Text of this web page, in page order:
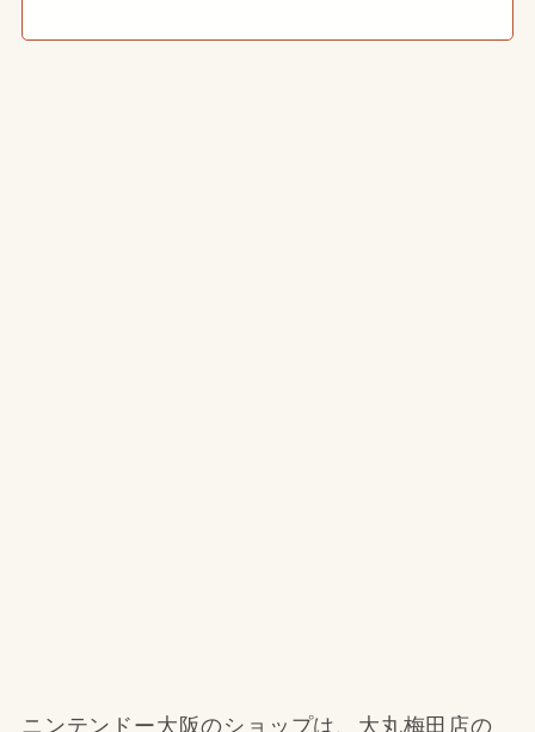
ニンテンドー大阪のショップは、大丸梅田店の